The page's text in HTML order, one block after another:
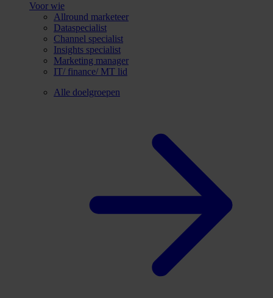
Voor wie
Allround marketeer
Dataspecialist
Channel specialist
Insights specialist
Marketing manager
IT/ finance/ MT lid
Alle doelgroepen